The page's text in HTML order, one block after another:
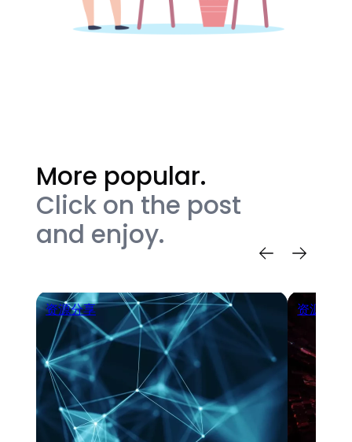
More popular.
Click on the post
and enjoy.
资源分享 资源分享